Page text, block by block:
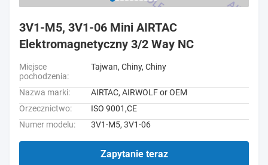
3V1-M5, 3V1-06 Mini AIRTAC
Elektromagnetyczny 3/2 Way NC
Miejsce
pochodzenia:
Tajwan, Chiny, Chiny
Nazwa marki:
AIRTAC, AIRWOLF or OEM
Orzecznictwo:
ISO 9001,CE
Numer modelu:
3V1-M5, 3V1-06
Zapytanie teraz